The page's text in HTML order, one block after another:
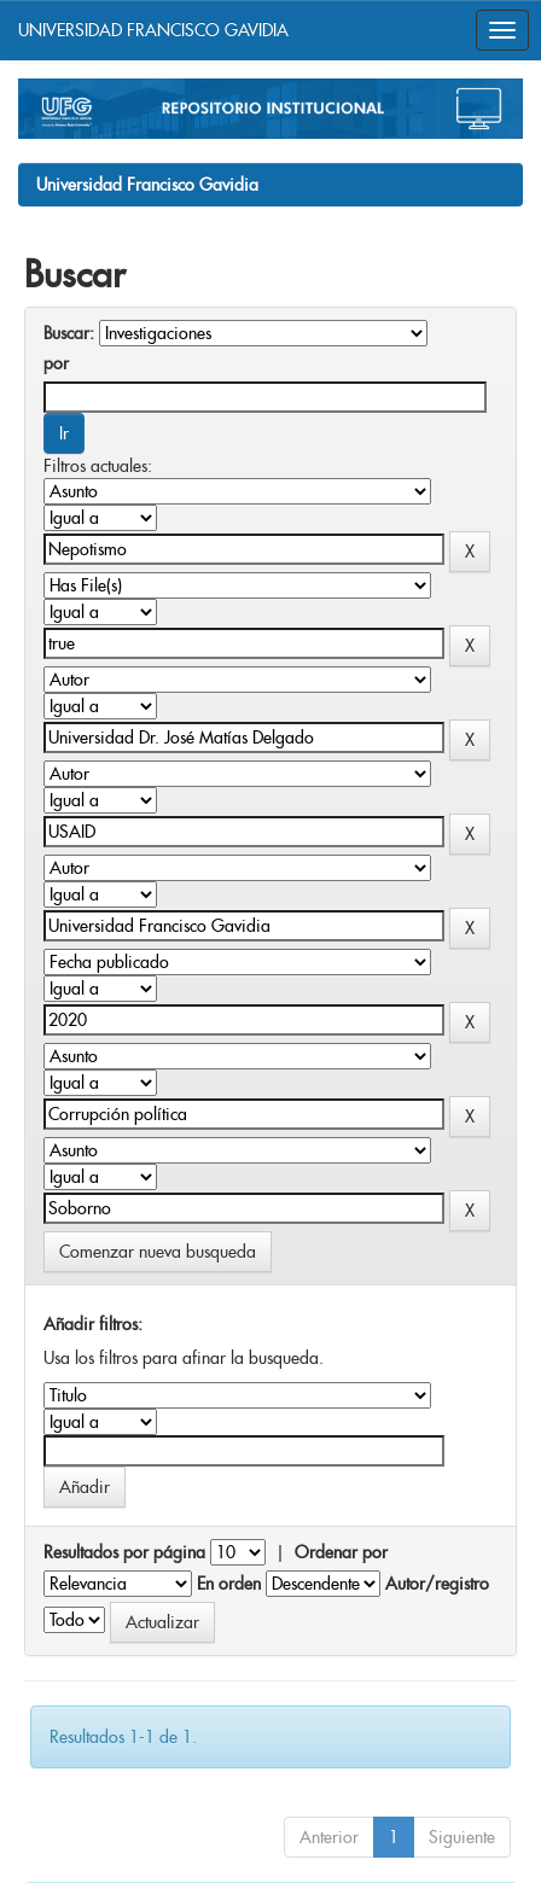
navigation
UNIVERSIDAD FRANCISCO GAVIDIA
Universidad Francisco Gavidia
Buscar
Buscar:
por
Filtros actuales:
Comenzar nueva busqueda
Añadir filtros:
Usa los filtros para afinar la busqueda.
Resultados por página | Ordenar por
En orden
Autor/registro
Resultados 1-1 de 1.
Anterior 1 Siguiente